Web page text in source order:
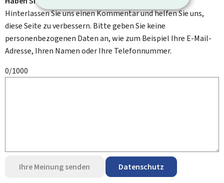
Hinterlassen Sie uns einen Kommentar und helfen Sie uns,
diese Seite zu verbessern. Bitte geben Sie keine
personenbezogenen Daten an, wie zum Beispiel Ihre E-Mail-
Adresse, Ihren Namen oder Ihre Telefonnummer.
0/1000
Ihre Meinung senden Datenschutz